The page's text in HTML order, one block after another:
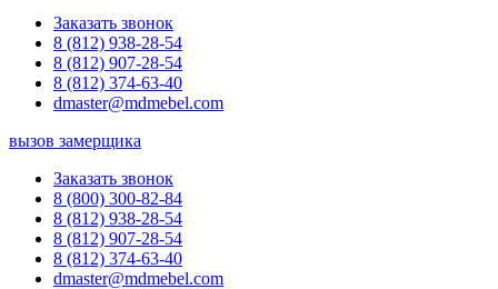
Заказать звонок
8 (812) 938-28-54
8 (812) 907-28-54
8 (812) 374-63-40
dmaster@mdmebel.com
вызов замерщика
Заказать звонок
8 (800) 300-82-84
8 (812) 938-28-54
8 (812) 907-28-54
8 (812) 374-63-40
dmaster@mdmebel.com